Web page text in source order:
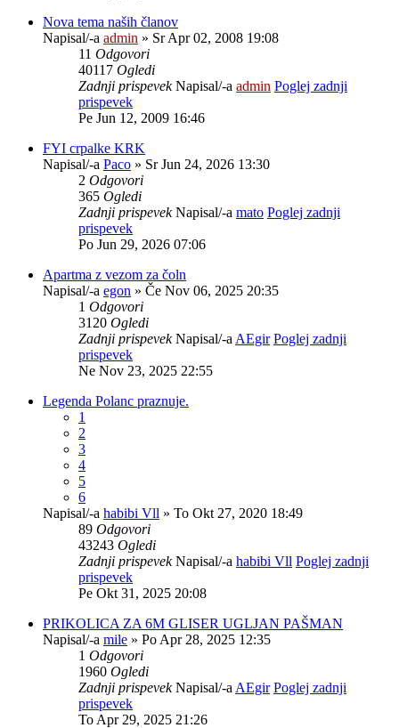
Nova tema naših članov
Napisal/-a admin » Sr Apr 02, 2008 19:08
11 Odgovori
40117 Ogledi
Zadnji prispevekNapisal/-a admin Poglej zadnji
prispevek
Pe Jun 12, 2009 16:46
FYI crpalke KRK
Napisal/-a Paco » Sr Jun 24, 2026 13:30
2 Odgovori
365 Ogledi
Zadnji prispevekNapisal/-a mato Poglej zadnji
prispevek
Po Jun 29, 2026 07:06
Apartma z vezom za čoln
Napisal/-a egon » Če Nov 06, 2025 20:35
1 Odgovori
3120 Ogledi
Zadnji prispevekNapisal/-a AEgir Poglej zadnji
prispevek
Ne Nov 23, 2025 22:55
Legenda Polanc praznuje.
1
2
3
4
5
6
Napisal/-a habibi Vll » To Okt 27, 2020 18:49
89 Odgovori
43243 Ogledi
Zadnji prispevekNapisal/-a habibi Vll Poglej zadnji
prispevek
Pe Okt 31, 2025 20:08
PRIKOLICA ZA 6M GLISER UGLJAN PAŠMAN
Napisal/-a mile » Po Apr 28, 2025 12:35
1 Odgovori
1960 Ogledi
Zadnji prispevekNapisal/-a AEgir Poglej zadnji
prispevek
To Apr 29, 2025 21:26